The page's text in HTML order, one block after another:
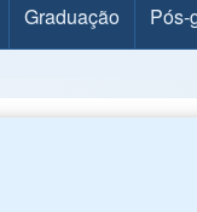
Graduação Pós-